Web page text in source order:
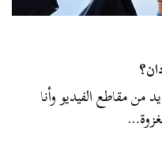
مقاطع الفيديو وأنا